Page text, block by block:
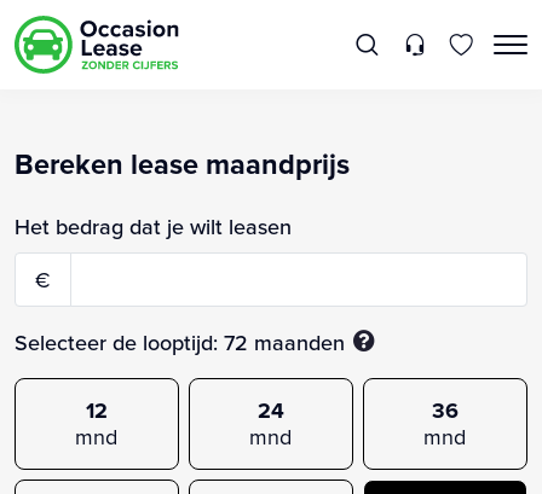
Bereken lease maandprijs
Het bedrag dat je wilt leasen
€
Selecteer de looptijd: 72 maanden
12
mnd
24
mnd
36
mnd